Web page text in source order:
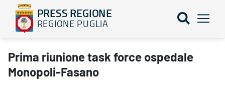
PRESS REGIONE
REGIONE PUGLIA
Prima riunione task force ospedale Monopoli-Fasano - PRESS
Prima riunione task force ospedale
Monopoli-Fasano